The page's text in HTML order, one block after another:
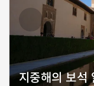
지중해의 보석